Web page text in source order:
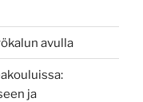
avulla
ja